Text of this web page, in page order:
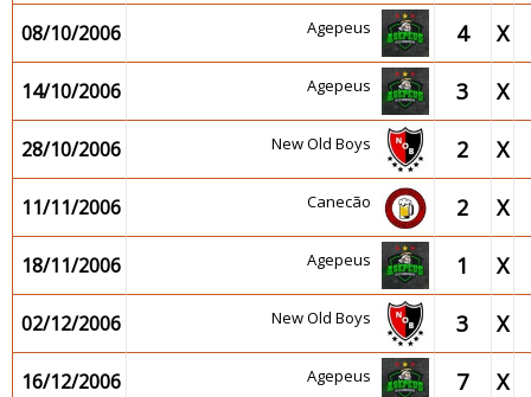
08/10/2006 Agepeus 4 X
14/10/2006 Agepeus 3 X
28/10/2006 New Old Boys 2 X
11/11/2006 Canecão 2 X
18/11/2006 Agepeus 1 X
02/12/2006 New Old Boys 3 X
16/12/2006 Agepeus 7 X